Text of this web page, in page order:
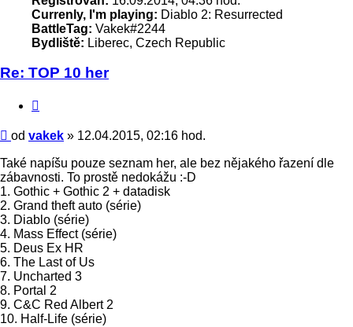
Currenly, I'm playing: Diablo 2: Resurrected
BattleTag: Vakek#2244
Bydliště: Liberec, Czech Republic
Re: TOP 10 her
Příspěvek
od vakek » 12.04.2015, 02:16 hod.
Také napíšu pouze seznam her, ale bez nějakého řazení dle
zábavnosti. To prostě nedokážu :-D
1. Gothic + Gothic 2 + datadisk
2. Grand theft auto (série)
3. Diablo (série)
4. Mass Effect (série)
5. Deus Ex HR
6. The Last of Us
7. Uncharted 3
8. Portal 2
9. C&C Red Albert 2
10. Half-Life (série)